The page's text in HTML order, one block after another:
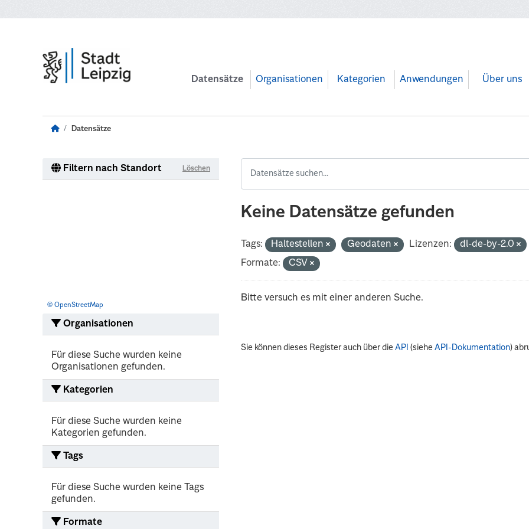
Datensätze Organisationen Kategorien Anwendungen Über uns
Datensätze
Filtern nach Standort Löschen
© OpenStreetMap
Organisationen
Für diese Suche wurden keine
Organisationen gefunden.
Kategorien
Für diese Suche wurden keine
Kategorien gefunden.
Tags
Für diese Suche wurden keine Tags
gefunden.
Formate
Keine Datensätze gefunden
Tags: Haltestellen Geodaten Lizenzen:
dl-de-by-2.0
Formate:
CSV
Bitte versuch es mit einer anderen Suche.
Sie können dieses Register auch über dieAPI (sieheAPI-Dokumentation)